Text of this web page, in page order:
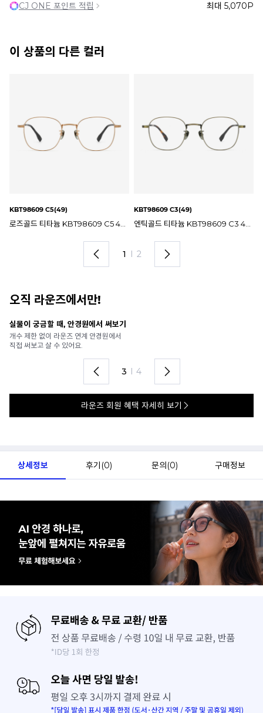
CJ ONE 포인트 적립
최대 5,070P
이 상품의 다른 컬러
KBT98609 C5(49) KBT98609 C3(49)
1 I 2
오직 라운즈에서만!
실물이 궁금할 때, 안경원에서 써보기
개수 제한 없이 라운즈 연계 안경원에서
직접 써보고 살 수 있어요.
3 I 4
라운즈 회원 혜택 자세히 보기
상세정보 후기(0) 문의(0) 구매정보